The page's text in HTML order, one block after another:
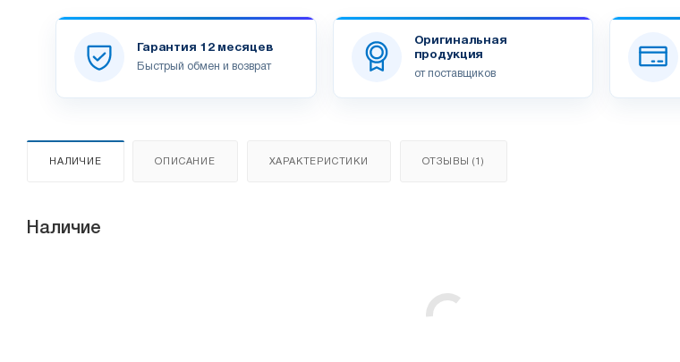
Гарантия 12 месяцев
Быстрый обмен и возврат
Оригинальная
продукция
от поставщиков
НАЛИЧИЕ ОПИСАНИЕ ХАРАКТЕРИСТИКИ ОТЗЫВЫ (1)
Наличие